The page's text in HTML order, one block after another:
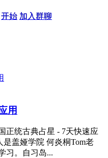
开始 加入群聊
用
正统古典占星 - 7天快速应
是盖娅学院 何炎桐Tom老
习。自习岛...